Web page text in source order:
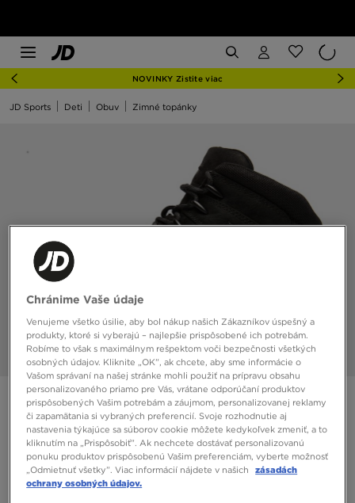
NOVINKY Zistite viac
JD Sports Deti Obuv Zimné topánky
TIMBERLAND EURO SPRINT
58,00 €
Dostupné Farby
Chránime Vaše údaje
Venujeme všetko úsilie, aby bol nákup našich Zákazníkov úspešný a
produkty, ktoré si vyberajú – najlepšie prispôsobené ich potrebám.
Robíme to však s maximálnym rešpektom voči bezpečnosti všetkých
osobných údajov. Kliknite „OK”, ak chcete, aby sme informácie o
Vašom správaní na našej stránke mohli použiť na prípravu obsahu
personalizovaného priamo pre Vás, vrátane odporúčaní produktov
prispôsobených Vašim potrebám a záujmom, personalizovanej reklamy
či zapamätania si vybraných preferencií. Svoje rozhodnutie aj
nastavenia týkajúce sa súborov cookie môžete kedykoľvek zmeniť, a to
kliknutím na „Prispôsobiť”. Ak nechcete dostávať personalizovanú
ponuku produktov prispôsobenú Vašim preferenciám, vyberte možnosť
„Odmietnuť všetky”. Viac informácií nájdete v našich
zásadách
ochrany osobných údajov.